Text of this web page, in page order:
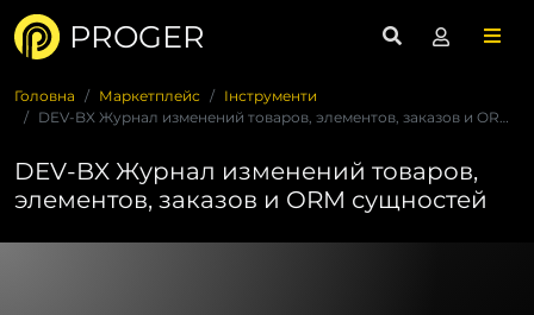
PROGER
Головна Маркетплейс
Інструменти
DEV-BX Журнал изменений товаров, элементов, заказов и ORM су...
DEV-BX Журнал изменений товаров,
элементов, заказов и ORM сущностей